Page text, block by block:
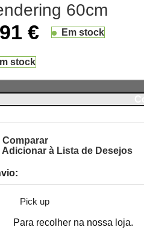
60cm
€ Em stock
stock
Comparar
Adicionar à Lista de Desejos
Pick up
Para recolher na nossa loja.